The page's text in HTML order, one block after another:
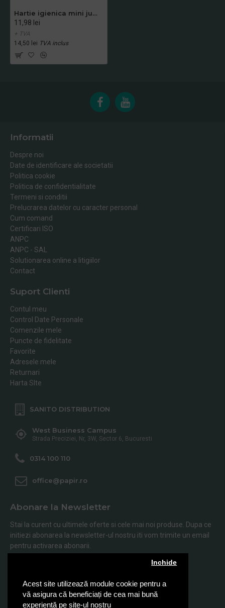
Acest site utilizează module cookie pentru a
vă asigura că beneficiați de cea mai bună
experiență pe site-ul nostru
Inchide
Hartie igienica mini jumbo, in 2 straturi, 12 role/bax, Papernet, 474 grame
11,98 lei
+ TVA
14,50 lei TVA inclus
Informatii
Despre noi
Date de identificare ale societatii
Politica cookie
Politica de confidentialitate
Termeni si conditii
Prelucrarea datelor cu caracter personal
Cum comand
Certificari ISO
ANPC
ANPC - SAL
Solutionarea online a litigiilor
Contact
Suport Clienti
Contul meu
Control Date Personale
Comenzile mele
Puncte de fidelitate
Favorite
Adresele mele
Returnari
Harta SIte
SANITO DISTRIBUTION
West Business Campus
Strada Preciziei, Nr, 3W, Sector 6, Bucuresti
0314 100 110
office@papir.ro
Abonare la Newsletter
Stai la curent cu ultimele oferte si cele mai noi produse. Dupa ce
initiezi abonarea la newsletter-ul nostru iti vom trimite un email
pentru activarea abonarii.
Abonare
Am citit şi sunt de acord cu Politica de Confidentialitate